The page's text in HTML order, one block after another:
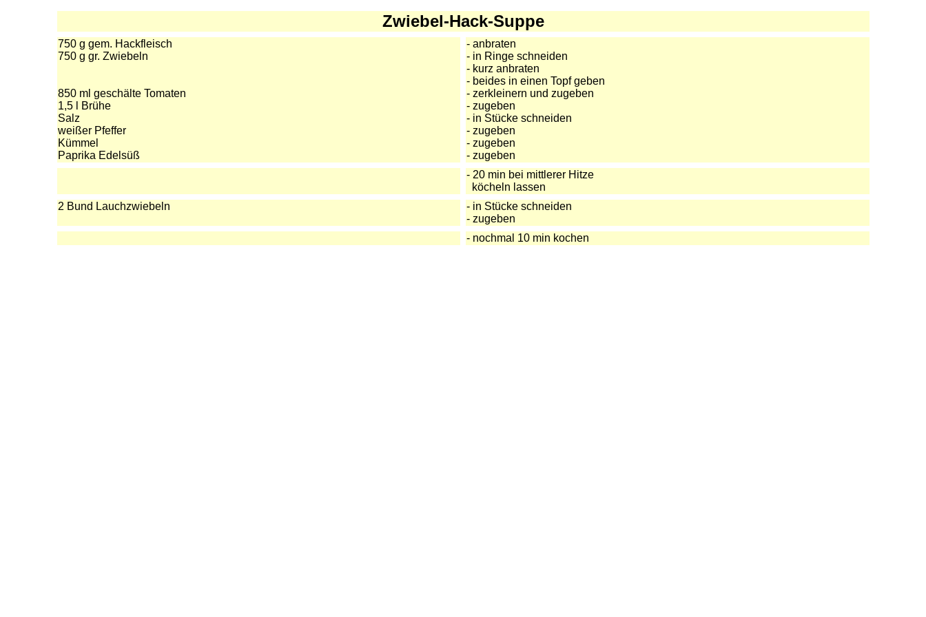
Zwiebel-Hack-Suppe
750 g gem. Hackfleisch
750 g gr. Zwiebeln
850 ml geschälte Tomaten
1,5 l Brühe
Salz
weißer Pfeffer
Kümmel
Paprika Edelsüß
- anbraten
- in Ringe schneiden
- kurz anbraten
- beides in einen Topf geben
- zerkleinern und zugeben
- zugeben
- in Stücke schneiden
- zugeben
- zugeben
- zugeben
- 20 min bei mittlerer Hitze
köcheln lassen
2 Bund Lauchzwiebeln
- in Stücke schneiden
- zugeben
- nochmal 10 min kochen